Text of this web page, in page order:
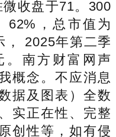
收盘于71。300
62%，总市值为
， 2025年第二季
。南方财富网声
概念。不应消息
据及图表）全数
实正在性、完整
创性等，如有侵